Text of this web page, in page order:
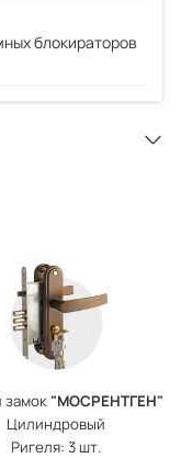
блокираторов
замок"МОСРЕНТГЕН"
Цилиндровый
Ригеля: 3 шт.